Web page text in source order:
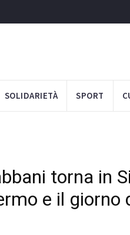
SOLIDARIETÀ SPORT
torna in
e il giorno